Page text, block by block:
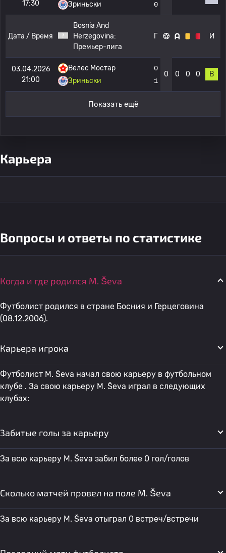
17:30 Зриньски 0
Дата / Время
Bosnia And
Herzegovina:
Премьер-лига
Г И
03.04.2026
21:00
Велес Мостар
Зриньски
0
1
0 0 0 0 В
Показать ещё
Карьера
Вопросы и ответы по статистике
Когда и где родился M. Ševa
Футболист родился в стране Босния и Герцеговина
(08.12.2006).
Карьера игрока
Футболист M. Ševa начал свою карьеру в футбольном
клубе . За свою карьеру M. Ševa играл в следующих
клубах:
Забитые голы за карьеру
За всю карьеру M. Ševa забил более 0 гол/голов
Сколько матчей провел на поле M. Ševa
За всю карьеру M. Ševa отыграл 0 встреч/встречи